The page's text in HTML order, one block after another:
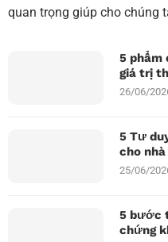
quan trọng giúp cho chúng
5 phẩm
giá trị
26/06/
5 Tư
cho
25/06/
5 bước
chứng